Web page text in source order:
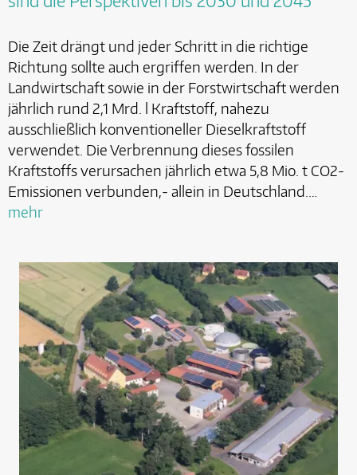
Die Zeit drängt und jeder Schritt in die richtige
Richtung sollte auch ergriffen werden. In der
Landwirtschaft sowie in der Forstwirtschaft werden
jährlich rund 2,1 Mrd. l Kraftstoff, nahezu
ausschließlich konventioneller Dieselkraftstoff
verwendet. Die Verbrennung dieses fossilen
Kraftstoffs verursachen jährlich etwa 5,8 Mio. t CO2-
Emissionen verbunden,- allein in Deutschland.…
mehr